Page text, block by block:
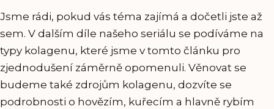
Jsme rádi, pokud vás téma zajímá a dočetli jste až
sem. V dalším díle našeho seriálu se podíváme na
typy kolagenu, které jsme v tomto článku pro
zjednodušení záměrně opomenuli. Věnovat se
budeme také zdrojům kolagenu, dozvíte se
podrobnosti o hovězím, kuřecím a hlavně rybím